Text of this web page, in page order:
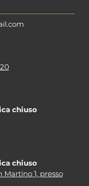
chiuso
chiuso
Martino 1, presso